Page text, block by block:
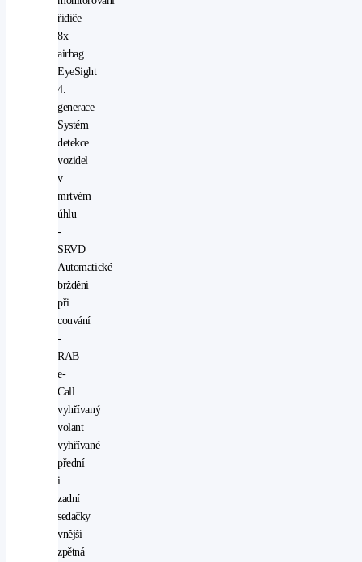
řidiče
8x
airbag
EyeSight
4.
generace
Systém
detekce
vozidel
v
mrtvém
úhlu
-
SRVD
Automatické
brždění
při
couvání
-
RAB
e-
Call
vyhřívaný
volant
vyhřívané
přední
i
zadní
sedačky
vnější
zpětná